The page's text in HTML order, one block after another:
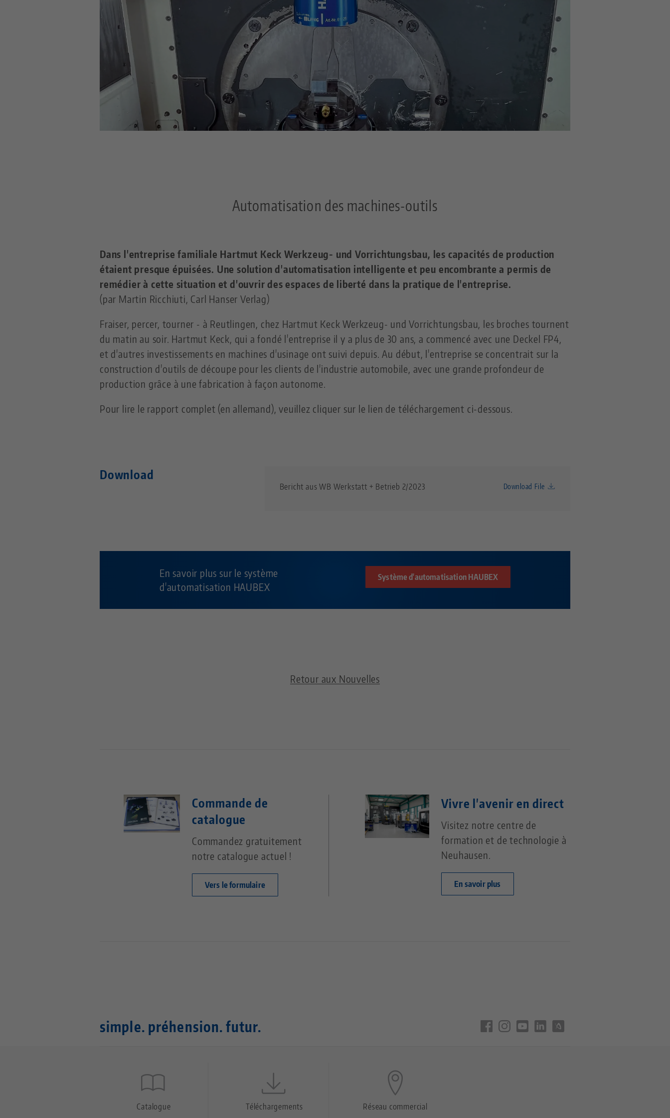
Automatisation des machines-outils
Dans l'entreprise familiale Hartmut Keck Werkzeug- und Vorrichtungsbau, les capacités de production
étaient presque épuisées. Une solution d'automatisation intelligente et peu encombrante a permis de
remédier à cette situation et d'ouvrir des espaces de liberté dans la pratique de l'entreprise.
(par Martin Ricchiuti, Carl Hanser Verlag)
Fraiser, percer, tourner - à Reutlingen, chez Hartmut Keck Werkzeug- und Vorrichtungsbau, les broches tournent
du matin au soir. Hartmut Keck, qui a fondé l'entreprise il y a plus de 30 ans, a commencé avec une Deckel FP4,
et d'autres investissements en machines d'usinage ont suivi depuis. Au début, l'entreprise se concentrait sur la
construction d'outils de découpe pour les clients de l'industrie automobile, avec une grande profondeur de
production grâce à une fabrication à façon autonome.
Pour lire le rapport complet (en allemand), veuillez cliquer sur le lien de téléchargement ci-dessous.
Download
Bericht aus WB Werkstatt + Betrieb 2/2023 Download File
En savoir plus sur le système
d'automatisation HAUBEX
Système d'automatisation HAUBEX
Retour aux Nouvelles
Commande de
catalogue
Commandez gratuitement
notre catalogue actuel !
Vers le formulaire
Vivre l'avenir en direct
Visitez notre centre de
formation et de technologie à
Neuhausen.
En savoir plus
simple. préhension. futur.
Quicklinks
Footer
Catalogue Téléchargements Réseau commercial